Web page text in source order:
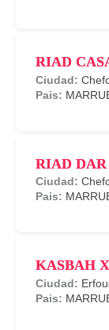
RIAD
RIAD
KASBAH